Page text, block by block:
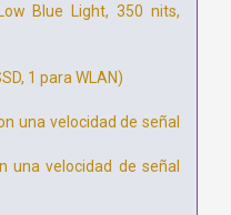
Blue Light, 350 nits,
1 para WLAN)
una velocidad de señal
una velocidad de señal